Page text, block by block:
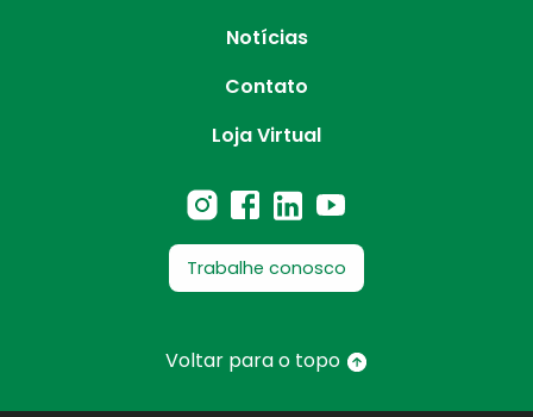
Notícias
Contato
Loja Virtual
Trabalhe conosco
Voltar para o topo